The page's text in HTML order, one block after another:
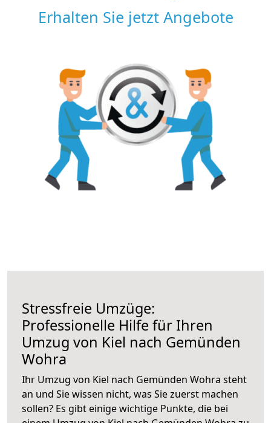
Erhalten Sie jetzt Angebote
Stressfreie Umzüge:
Professionelle Hilfe für Ihren
Umzug von Kiel nach Gemünden
Wohra
Ihr Umzug von Kiel nach Gemünden Wohra steht
an und Sie wissen nicht, was Sie zuerst machen
sollen? Es gibt einige wichtige Punkte, die bei